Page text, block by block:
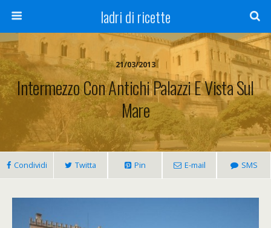
ladri di ricette
21/03/2013
Intermezzo Con Antichi Palazzi E Vista Sul
Mare
Condividi Twitta Pin E-mail SMS